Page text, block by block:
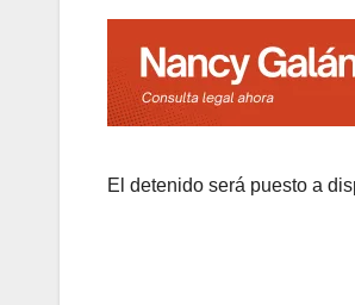
El detenido será puesto a